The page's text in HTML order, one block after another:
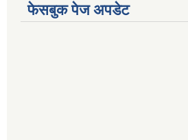
फेसबुक पेज अपडेट